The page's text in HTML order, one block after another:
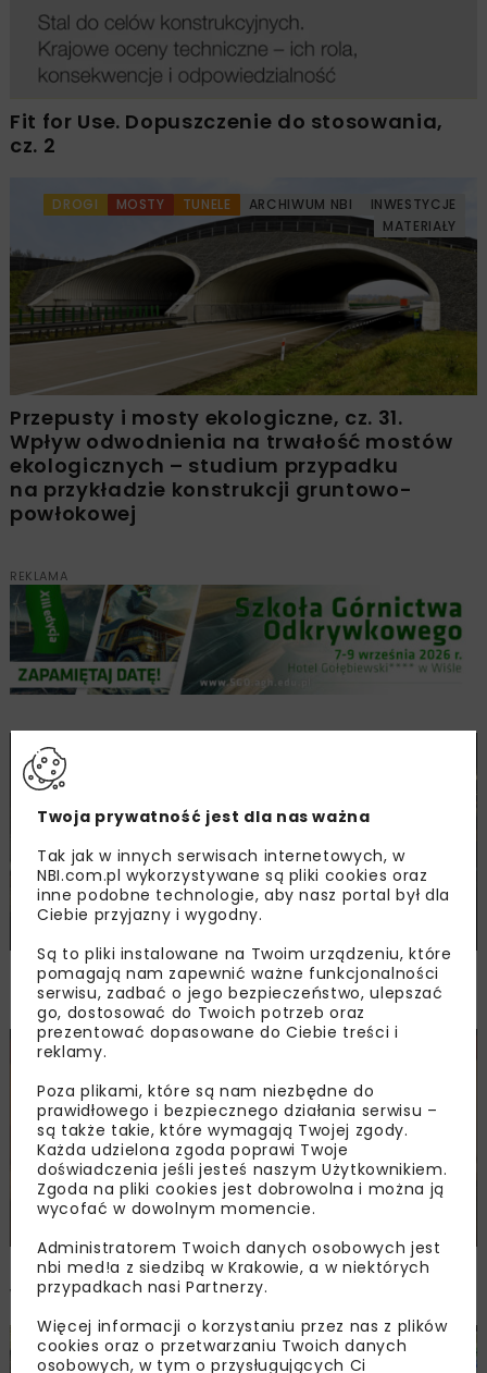
Fit for Use. Dopuszczenie do stosowania,
cz. 2
DROGI MOSTY TUNELE ARCHIWUM NBI
INWESTYCJE
MATERIAŁY
Przepusty i mosty ekologiczne, cz. 31.
Wpływ odwodnienia na trwałość mostów
ekologicznych – studium przypadku
na przykładzie konstrukcji gruntowo-
powłokowej
REKLAMA
DROGI
Nawierzchnia betonowa w tunelach
na drodze S52
BUDOWNICTWO
Beton wodoprzepuszczalny zastosowany
w tunelu na węźle MPL Okęcie w Warszawie
BUDOWNICTWO MOSTY TUNELE
ARCHIWUM NBI
Twoja prywatność jest dla nas ważna
Tak jak w innych serwisach internetowych, w
NBI.com.pl wykorzystywane są pliki cookies oraz
inne podobne technologie, aby nasz portal był dla
Ciebie przyjazny i wygodny.
Są to pliki instalowane na Twoim urządzeniu, które
pomagają nam zapewnić ważne funkcjonalności
serwisu, zadbać o jego bezpieczeństwo, ulepszać
go, dostosować do Twoich potrzeb oraz
prezentować dopasowane do Ciebie treści i
reklamy.
Poza plikami, które są nam niezbędne do
prawidłowego i bezpiecznego działania serwisu –
są także takie, które wymagają Twojej zgody.
Każda udzielona zgoda poprawi Twoje
doświadczenia jeśli jesteś naszym Użytkownikiem.
Zgoda na pliki cookies jest dobrowolna i można ją
wycofać w dowolnym momencie.
Administratorem Twoich danych osobowych jest
nbi med!a z siedzibą w Krakowie, a w niektórych
przypadkach nasi Partnerzy.
Więcej informacji o korzystaniu przez nas z plików
cookies oraz o przetwarzaniu Twoich danych
osobowych, w tym o przysługujących Ci